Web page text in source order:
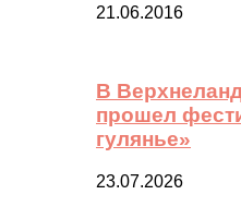
21.06.2016
В
прошел
гулянье»
23.07.2026